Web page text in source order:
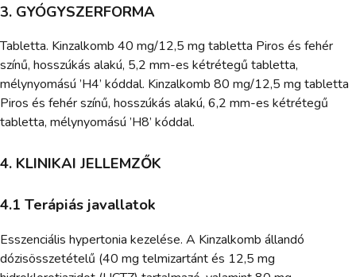
3. GYÓGYSZERFORMA
Tabletta. Kinzalkomb 40 mg/12,5 mg tabletta Piros és fehér
színű, hosszúkás alakú, 5,2 mm-es kétrétegű tabletta,
mélynyomású ’H4’ kóddal. Kinzalkomb 80 mg/12,5 mg tabletta
Piros és fehér színű, hosszúkás alakú, 6,2 mm-es kétrétegű
tabletta, mélynyomású ’H8’ kóddal.
4. KLINIKAI JELLEMZŐK
4.1 Terápiás javallatok
Esszenciális hypertonia kezelése. A Kinzalkomb állandó
dózisösszetételű (40 mg telmizartánt és 12,5 mg